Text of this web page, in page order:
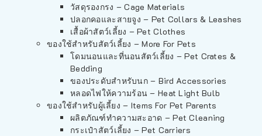
วัสดุรองกรง – Cage Materials
ปลอกคอและสายจูง – Pet Collars & Leashes
เสื้อผ้าสัตว์เลี้ยง – Pet Clothes
ของใช้สำหรับสัตว์เลี้ยง – More For Pets
โดมนอนและที่นอนสัตว์เลี้ยง – Pet Crates &
Bedding
ของประดับสำหรับนก – Bird Accessories
หลอดไฟให้ความร้อน – Heat Light Bulb
ของใช้สำหรับผู้เลี้ยง – Items For Pet Parents
ผลิตภัณฑ์ทำความสะอาด – Pet Cleaning
กระเป๋าสัตว์เลี้ยง – Pet Carriers